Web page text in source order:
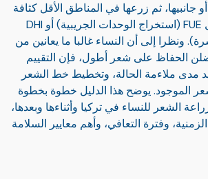
ثم زرعها في المناطق الأقل كثافة
باستخدام تقنيات مثل FUE (استخراج الوحدات الجريبية) أو DHI
ونظرا إلى أن النساء غالبا ما يعانين من
الحفاظ على شعر أطول، فإن التقييم
مدى ملاءمة الحالة، وتخطيط خط الشعر
الموجود. يوضح هذا الدليل خطوة بخطوة
الشعر للنساء في تركيا وأثناءها وبعدها،
وفترة التعافي، وأهم معايير السلامة